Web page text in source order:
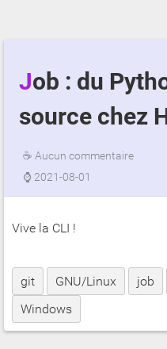
Job : du Python et de l'open-
source chez
☕ Aucun commentaire
⌚ 2021-08-01
Vive la CLI !
git GNU/Linux job
Windows